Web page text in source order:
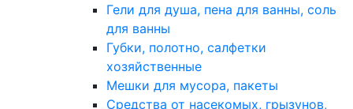
Гели для душа, пена для ванны, соль
для ванны
Губки, полотно, салфетки
хозяйственные
Мешки для мусора, пакеты
Средства от насекомых, грызунов,